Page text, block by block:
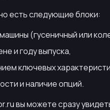
есть следующие блоки:
(гусеничный или
и году выпуска,
ключевых
и наличие опций.
вы можете сразу